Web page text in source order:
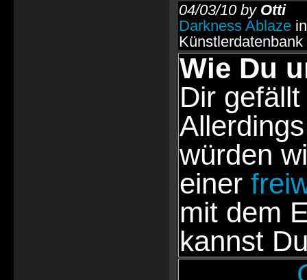
04/03/10 by Otti
Darkness Ablazein
Künstlerdatenbank
Wie Du
Dir
würden
einer
mit dem
kannst